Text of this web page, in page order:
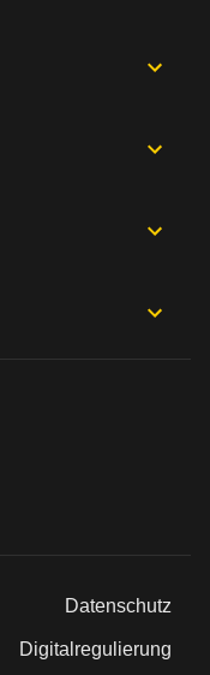
Datenschutz
Digitalregulierung